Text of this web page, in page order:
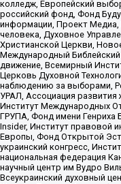
колледж, Европейский
российский фонд, Фонд
информации, Проект
человека, Духовное
Христианской Церкви,
Международный
движение, Всемирный
Церковь Духовной
наблюдению за выборами,
УРАЛ, Ассоциация развития
Институт Международных
ГРУПА, Фонд имени Генриха
Insider, Институт правовой
Европы, Фонд Открытой
украинский конгресс,
национальная федерация
научный центр им Вудро
Всеукраинский духовный